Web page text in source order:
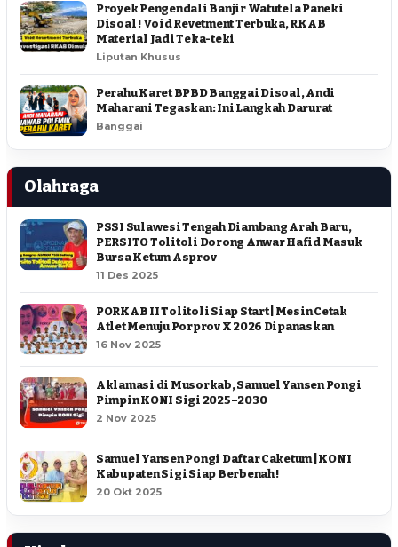
Proyek Pengendali Banjir Watutela Paneki
Disoal ! Void Revetment Terbuka, RKAB
Material Jadi Teka-teki
Liputan Khusus
Perahu Karet BPBD Banggai Disoal, Andi
Maharani Tegaskan: Ini Langkah Darurat
Banggai
Olahraga
PSSI Sulawesi Tengah Diambang Arah Baru,
PERSITO Tolitoli Dorong Anwar Hafid Masuk
Bursa Ketum Asprov
11 Des 2025
PORKAB II Tolitoli Siap Start | Mesin Cetak
Atlet Menuju Porprov X 2026 Dipanaskan
16 Nov 2025
Aklamasi di Musorkab, Samuel Yansen Pongi
Pimpin KONI Sigi 2025–2030
2 Nov 2025
Samuel Yansen Pongi Daftar Caketum | KONI
Kabupaten Sigi Siap Berbenah !
20 Okt 2025